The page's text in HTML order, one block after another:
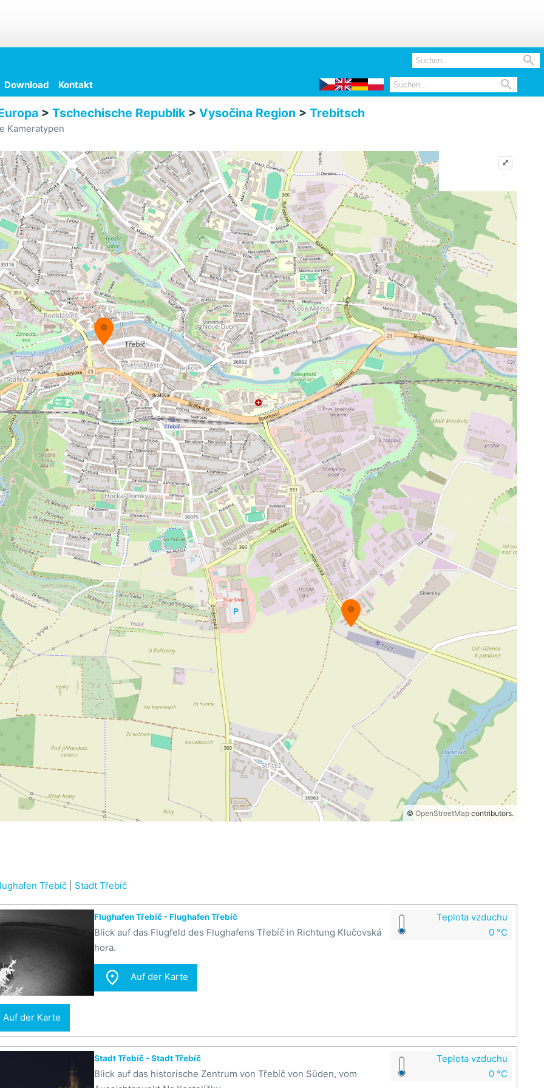

Download Kontakt 
> Tschechische Republik> Vysočina Region > Trebitsch
Kameratypen
© OpenStreetMapcontributors.
⤢
Třebíč| Stadt Třebíč
Auf der Karte
Flughafen Třebíč - Flughafen Třebíč
Blick auf das Flugfeld des Flughafens Třebíč in Richtung Klučovská
hora.
 Auf der Karte
Teplota vzduchu
0 °C
Stadt Třebíč - Stadt Třebíč
Blick auf das historische Zentrum von Třebíč von Süden, vom
Teplota vzduchu
0 °C